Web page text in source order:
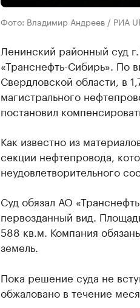
Фото: Владимир Андреев / РИА
Ленинский районный суд
«Транснефть-Сибирь». По
Свердловской области, в
магистрального
постановил
Как известно из
секции нефтепровода,
неудовлетворительного
Суд обязал АО
первозданный вид.
588 кв.м. Компания
земель.
Пока решение суда не
обжаловано в течение